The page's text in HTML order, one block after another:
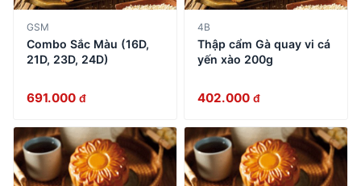
GSM
Combo Sắc Màu (16D,
21D, 23D, 24D)
691.000 đ
4B
Thập cẩm Gà quay vi cá
yến xào 200g
402.000 đ